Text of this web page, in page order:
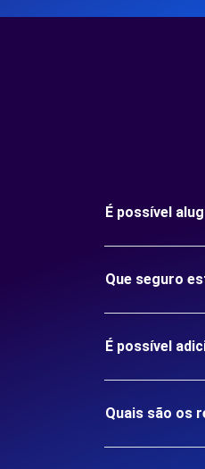
É possível
Que seguro
É possível
Quais são os